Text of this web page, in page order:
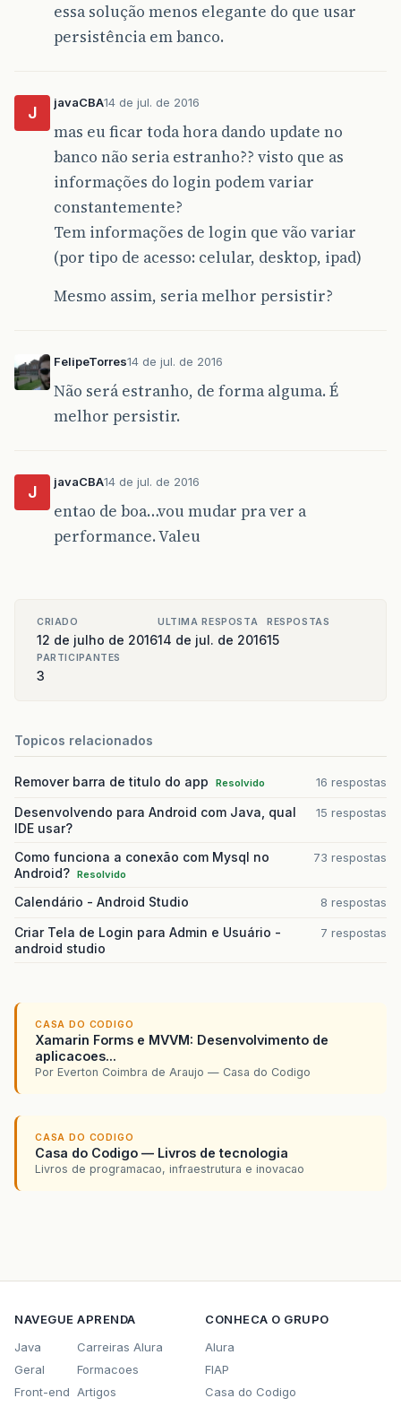
essa solução menos elegante do que usar
persistência em banco.
J
javaCBA14 de jul. de 2016
mas eu ficar toda hora dando update no
banco não seria estranho?? visto que as
informações do login podem variar
constantemente?
Tem informações de login que vão variar
(por tipo de acesso: celular, desktop, ipad)
Mesmo assim, seria melhor persistir?
FelipeTorres14 de jul. de 2016
Não será estranho, de forma alguma. É
melhor persistir.
J
javaCBA14 de jul. de 2016
entao de boa…vou mudar pra ver a
performance. Valeu
CRIADO
12 de julho de 2016
ULTIMA RESPOSTA
14 de jul. de 2016
RESPOSTAS
15
PARTICIPANTES
3
Topicos relacionados
Remover barra de titulo do app Resolvido 16 respostas
Desenvolvendo para Android com Java, qual
IDE usar?
15 respostas
Como funciona a conexão com Mysql no
Android? Resolvido
73 respostas
Calendário - Android Studio 8 respostas
Criar Tela de Login para Admin e Usuário -
android studio
7 respostas
CASA DO CODIGO
Xamarin Forms e MVVM: Desenvolvimento de
aplicacoes...
Por Everton Coimbra de Araujo — Casa do Codigo
CASA DO CODIGO
Casa do Codigo — Livros de tecnologia
Livros de programacao, infraestrutura e inovacao
NAVEGUE
Java
Geral
Front-end
APRENDA
Carreiras Alura
Formacoes
Artigos
CONHECA O GRUPO
Alura
FIAP
Casa do Codigo